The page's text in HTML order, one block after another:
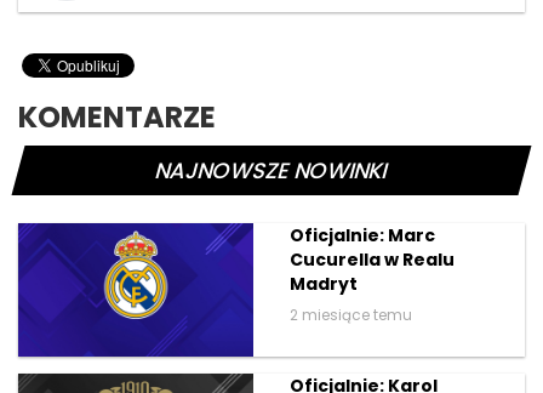
KOMENTARZE
NAJNOWSZE NOWINKI
Oficjalnie: Marc
Cucurella w Realu
Madryt
2 miesiące temu
Oficjalnie: Karol